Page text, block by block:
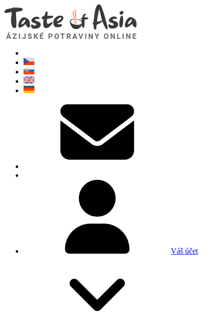
Váš účet
TasteOfAsia.sk
Neváhajte sa opýtať. Som tu pre vás!